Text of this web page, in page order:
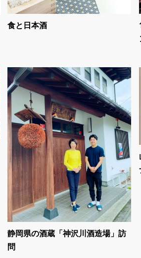
食と日本酒
静岡県の酒蔵「神沢川酒造場」訪
問